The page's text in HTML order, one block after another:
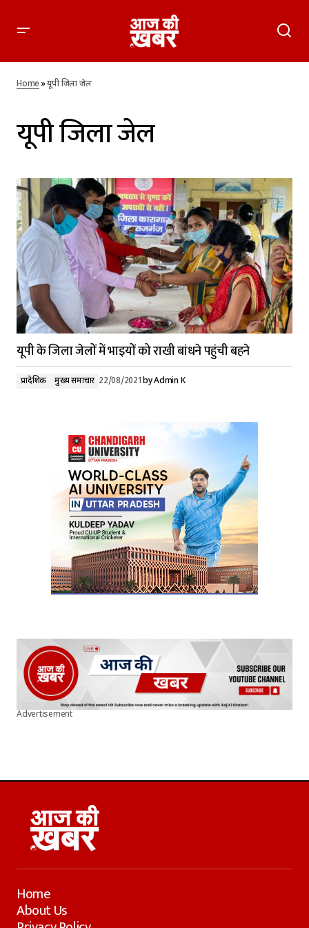
Home»यूपी जिला जेल
यूपी जिला जेल
यूपी के जिला जेलों में भाइयों को राखी बांधने पहुंची बहने
प्रादेशिक मुख्य समाचार 22/08/2021byAdmin K
Advertisement
Home
About Us